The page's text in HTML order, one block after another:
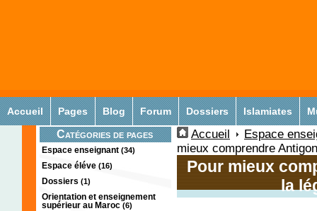
Accueil Pages Blog Forum Dossiers Islamiates
Catégories de pages
Espace enseignant (34)
Espace éléve (16)
Dossiers (1)
Orientation et enseignement
supérieur au Maroc (6)
Accueil
Espace
mieux comprendre
Pour mieux
la